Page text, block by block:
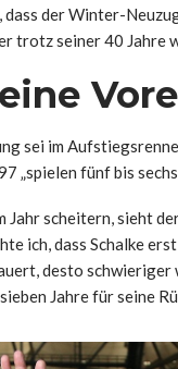
der Winter-
trotz seiner 40 Jahre
sei im
„spielen fünf bis
Jahr scheitern, sieht
ich, dass Schalke
desto schwieriger
Jahre für seine